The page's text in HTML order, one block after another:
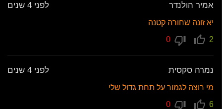
אמיר הולנדר לפני 4 שנים
יא זונה שחורה קטנה
2
נמרה סקסית לפני 4 שנים
מי רוצה לגמור על תחת גדול שלי
6